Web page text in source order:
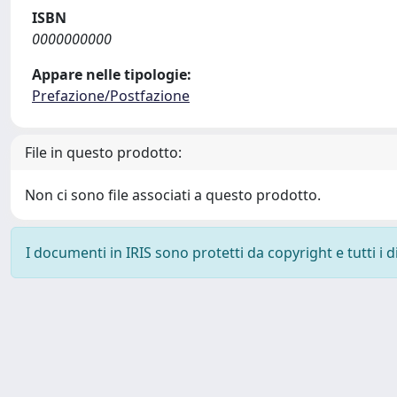
ISBN
0000000000
Appare nelle tipologie:
Prefazione/Postfazione
File in questo prodotto:
Non ci sono file associati a questo prodotto.
I documenti in IRIS sono protetti da copyright e tutti i